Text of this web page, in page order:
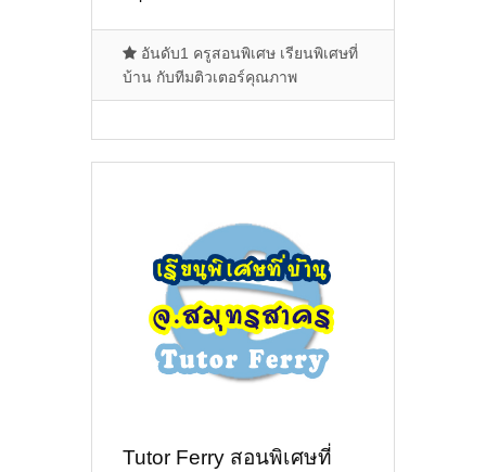
อันดับ1 ครูสอนพิเศษ เรียนพิเศษที่
บ้าน กับทีมติวเตอร์คุณภาพ
Tutor Ferry สอนพิเศษที่